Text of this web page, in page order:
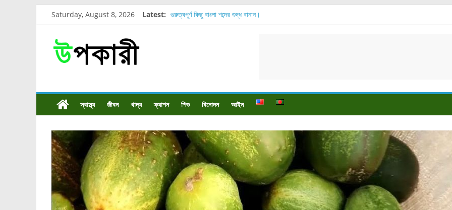
Saturday, August 8, 2026 Latest: গুরুত্বপূর্ণ কিছু বাংলা শব্দের শুদ্ধ বানান।
স্বাস্থ্য জীবন খাদ্য ফ্যাশন শিশু বিনোদন আইন